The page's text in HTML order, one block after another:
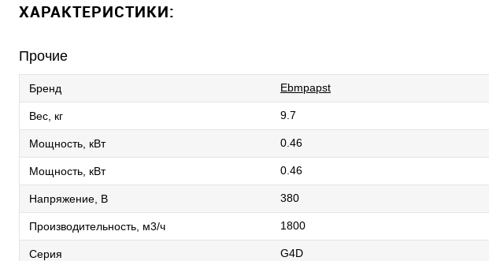
ХАРАКТЕРИСТИКИ:
Прочие
Бренд Ebmpapst
Вес, кг 9.7
Мощность, кВт 0.46
Мощность, кВт 0.46
Напряжение, В 380
Производительность, м3/ч 1800
Серия G4D